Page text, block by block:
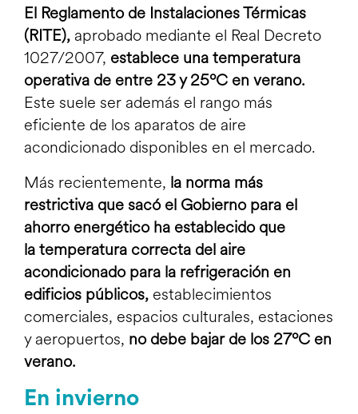
El Reglamento de Instalaciones Térmicas
(RITE), aprobado mediante el Real Decreto
1027/2007, establece una temperatura
operativa de entre 23 y 25ºC en verano.
Este suele ser además el rango más
eficiente de los aparatos de aire
acondicionado disponibles en el mercado.
Más recientemente, la norma más
restrictiva que sacó el Gobierno para el
ahorro energético ha establecido que
la temperatura correcta del aire
acondicionado para la refrigeración en
edificios públicos, establecimientos
comerciales, espacios culturales, estaciones
y aeropuertos, no debe bajar de los 27ºC en
verano.
En invierno